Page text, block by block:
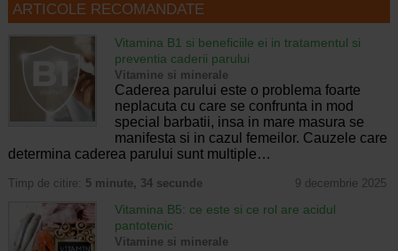
ARTICOLE RECOMANDATE
Vitamina B1 si beneficiile ei in tratamentul si
preventia caderii parului
Vitamine si minerale
Caderea parului este o problema foarte
neplacuta cu care se confrunta in mod
special barbatii, insa in mare masura se
manifesta si in cazul femeilor. Cauzele care
determina caderea parului sunt multiple…
Timp de citire: 5 minute, 34 secunde 9 decembrie 2025
Vitamina B5: ce este si ce rol are acidul
pantotenic
Vitamine si minerale